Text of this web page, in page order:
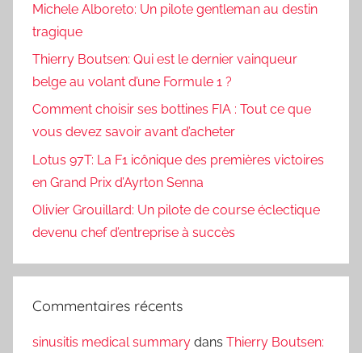
Michele Alboreto: Un pilote gentleman au destin
tragique
Thierry Boutsen: Qui est le dernier vainqueur
belge au volant d’une Formule 1 ?
Comment choisir ses bottines FIA : Tout ce que
vous devez savoir avant d’acheter
Lotus 97T: La F1 icônique des premières victoires
en Grand Prix d’Ayrton Senna
Olivier Grouillard: Un pilote de course éclectique
devenu chef d’entreprise à succès
Commentaires récents
sinusitis medical summary dans Thierry Boutsen: